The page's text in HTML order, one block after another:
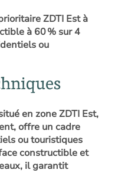
ZDTI Est à
à 60 % sur 4
ou
en zone ZDTI Est,
offre un cadre
ou touristiques
constructible et
il garantit